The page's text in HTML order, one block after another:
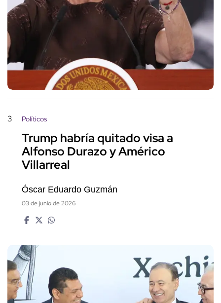
3 Políticos
Trump habría quitado visa a
Alfonso Durazo y Américo
Villarreal
Óscar Eduardo Guzmán
03 de junio de 2026